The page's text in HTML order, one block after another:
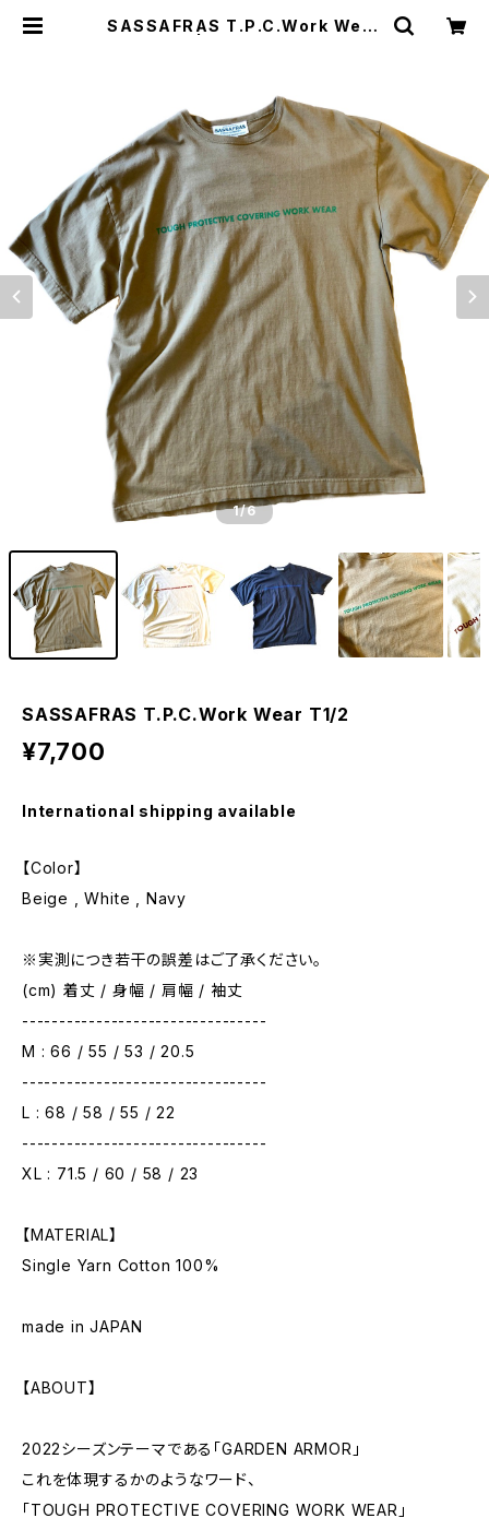
SASSAFRAS T.P.C.Work Wear
1/6
SASSAFRAS T.P.C.Work Wear T1/2
¥7,700
International shipping available
【Color】
Beige , White , Navy
※実測につき若干の誤差はご了承ください。
(cm) 着丈 / 身幅 / 肩幅 / 袖丈
---------------------------------
M : 66 / 55 / 53 / 20.5
---------------------------------
L : 68 / 58 / 55 / 22
---------------------------------
XL : 71.5 / 60 / 58 / 23
【MATERIAL】
Single Yarn Cotton 100%
made in JAPAN
【ABOUT】
2022シーズンテーマである「GARDEN ARMOR」
これを体現するかのようなワード、
「TOUGH PROTECTIVE COVERING WORK WEAR」